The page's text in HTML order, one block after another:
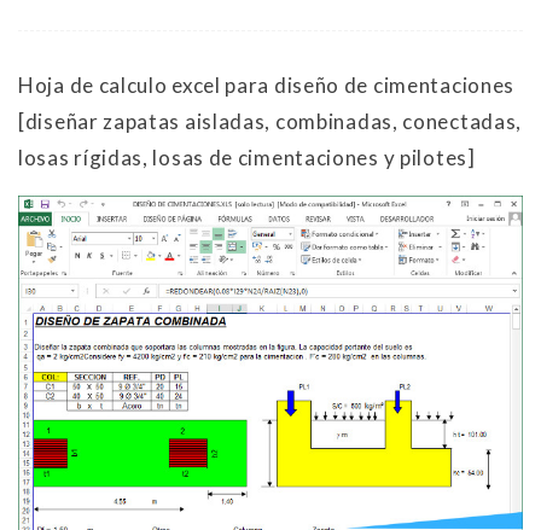
Hoja de calculo excel para diseño de cimentaciones
[diseñar zapatas aisladas, combinadas, conectadas,
losas rígidas, losas de cimentaciones y pilotes]